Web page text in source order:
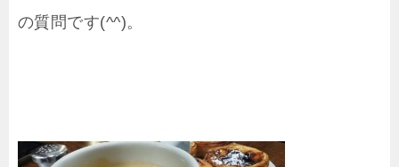
の質問です(^^)。